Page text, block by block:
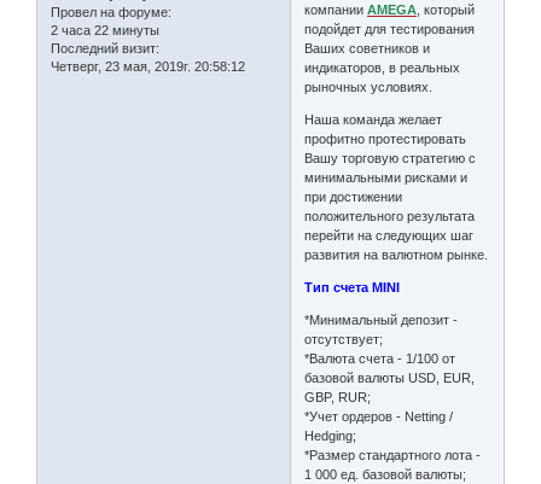
Провел на форуме:
2 часа 22 минуты
Последний визит:
Четверг, 23 мая, 2019г. 20:58:12
компанииAMEGA , который
подойдет для тестирования
Ваших советников и
индикаторов, в реальных
рыночных условиях.
Наша команда желает
профитно протестировать
Вашу торговую стратегию с
минимальными рисками и
при достижении
положительного результата
перейти на следующих шаг
развития на валютном рынке.
Тип счета MINI
*Минимальный депозит -
отсутствует;
*Валюта счета - 1/100 от
базовой валюты USD, EUR,
GBP, RUR;
*Учет ордеров - Netting /
Hedging;
*Размер стандартного лота -
1 000 ед. базовой валюты;